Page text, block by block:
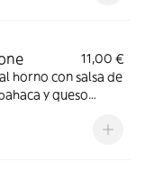
11,00 €
horno con salsa de
y queso